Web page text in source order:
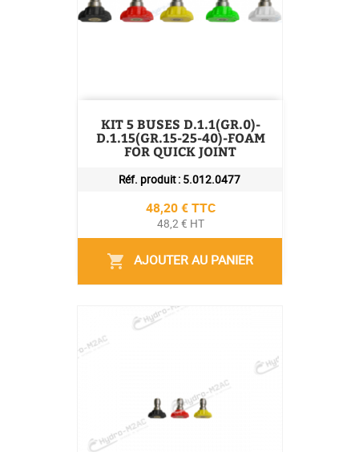
KIT 5 BUSES D.1.1(GR.0)-
D.1.15(GR.15-25-40)-FOAM
FOR QUICK JOINT
Réf. produit : 5.012.0477
Prix
48,20 € TTC
48,2 € HT
shopping_cart AJOUTER AU PANIER